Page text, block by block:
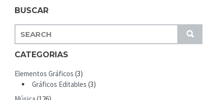
BUSCAR
S
U
E
A
C
CATEGORIAS
Elementos Gráficos (3)
Gráficos Editables (3)